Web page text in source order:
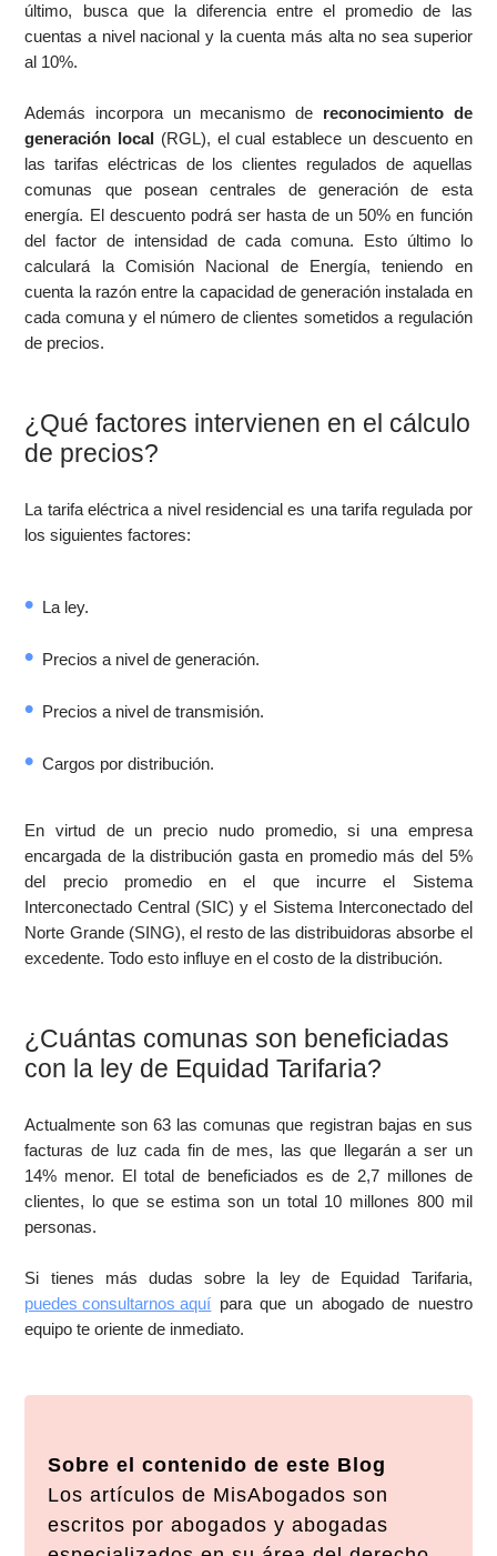
último, busca que la diferencia entre el promedio de las
cuentas a nivel nacional y la cuenta más alta no sea superior
al 10%.
Además incorpora un mecanismo de reconocimiento de
generación local (RGL), el cual establece un descuento en
las tarifas eléctricas de los clientes regulados de aquellas
comunas que posean centrales de generación de esta
energía. El descuento podrá ser hasta de un 50% en función
del factor de intensidad de cada comuna. Esto último lo
calculará la Comisión Nacional de Energía, teniendo en
cuenta la razón entre la capacidad de generación instalada en
cada comuna y el número de clientes sometidos a regulación
de precios.
¿Qué factores intervienen en el cálculo
de precios?
La tarifa eléctrica a nivel residencial es una tarifa regulada por
los siguientes factores:
La ley.
Precios a nivel de generación.
Precios a nivel de transmisión.
Cargos por distribución.
En virtud de un precio nudo promedio, si una empresa
encargada de la distribución gasta en promedio más del 5%
del precio promedio en el que incurre el Sistema
Interconectado Central (SIC) y el Sistema Interconectado del
Norte Grande (SING), el resto de las distribuidoras absorbe el
excedente. Todo esto influye en el costo de la distribución.
¿Cuántas comunas son beneficiadas
con la ley de Equidad Tarifaria?
Actualmente son 63 las comunas que registran bajas en sus
facturas de luz cada fin de mes, las que llegarán a ser un
14% menor. El total de beneficiados es de 2,7 millones de
clientes, lo que se estima son un total 10 millones 800 mil
personas.
Si tienes más dudas sobre la ley de Equidad Tarifaria,
puedes consultarnos aquí para que un abogado de nuestro
equipo te oriente de inmediato.
Sobre el contenido de este Blog
Los artículos de MisAbogados son
escritos por abogados y abogadas